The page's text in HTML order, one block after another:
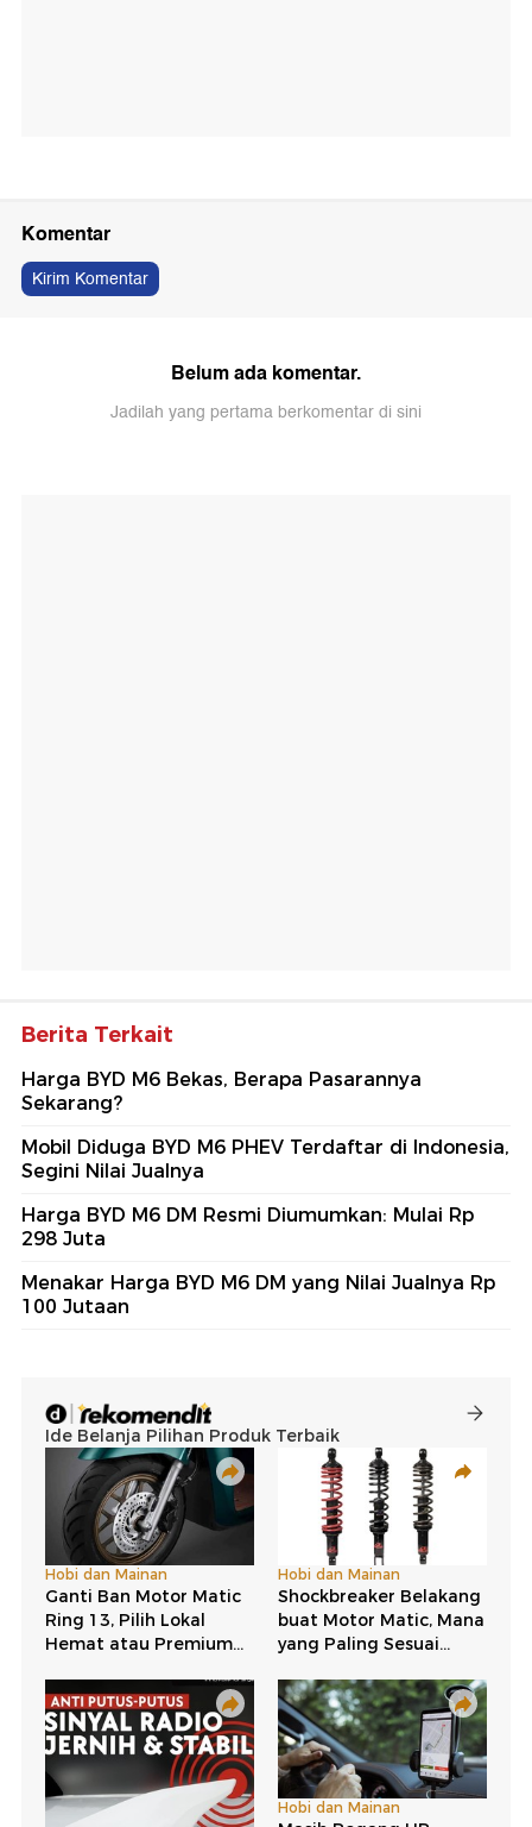
Komentar
Kirim Komentar
Belum ada komentar.
Jadilah yang pertama berkomentar di sini
Berita Terkait
Harga BYD M6 Bekas, Berapa Pasarannya
Sekarang?
Mobil Diduga BYD M6 PHEV Terdaftar di Indonesia,
Segini Nilai Jualnya
Harga BYD M6 DM Resmi Diumumkan: Mulai Rp
298 Juta
Menakar Harga BYD M6 DM yang Nilai Jualnya Rp
100 Jutaan